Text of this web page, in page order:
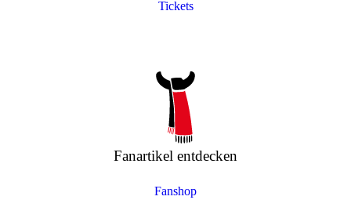
Tickets
Fanartikel entdecken
Fanshop